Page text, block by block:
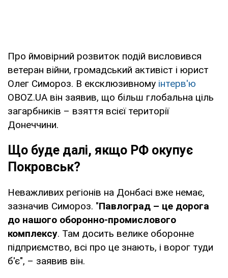
Про ймовірний розвиток подій висловився
ветеран війни, громадський активіст і юрист
Олег Симороз. В ексклюзивному інтерв'ю
OBOZ.UA він заявив, що більш глобальна ціль
загарбників – взяття всієї території
Донеччини.
Що буде далі, якщо РФ окупує
Покровськ?
Неважливих регіонів на Донбасі вже немає,
зазначив Симороз. "Павлоград – це дорога
до нашого оборонно-промислового
комплексу. Там досить велике оборонне
підприємство, всі про це знають, і ворог туди
б'є", – заявив він.